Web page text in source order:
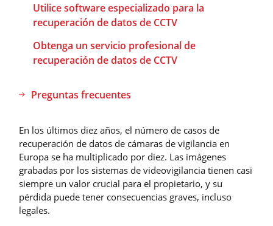
Utilice software especializado para la
recuperación de datos de CCTV
Obtenga un servicio profesional de
recuperación de datos de CCTV
Preguntas frecuentes
En los últimos diez años, el número de casos de
recuperación de datos de cámaras de vigilancia en
Europa se ha multiplicado por diez. Las imágenes
grabadas por los sistemas de videovigilancia tienen casi
siempre un valor crucial para el propietario, y su
pérdida puede tener consecuencias graves, incluso
legales.